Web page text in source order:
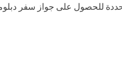
للحصول على جواز سفر